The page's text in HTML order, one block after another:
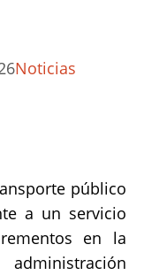
Noticias
público
a un servicio
en la